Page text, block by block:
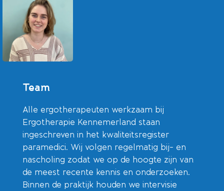
Team
Alle ergotherapeuten werkzaam bij
Ergotherapie Kennemerland staan
ingeschreven in het kwaliteitsregister
paramedici. Wij volgen regelmatig bij- en
nascholing zodat we op de hoogte zijn van
de meest recente kennis en onderzoeken.
Binnen de praktijk houden we intervisie